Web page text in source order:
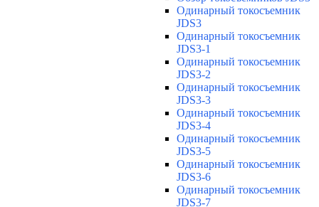
Одинарный токосъемник
JDS3
Одинарный токосъемник
JDS3-1
Одинарный токосъемник
JDS3-2
Одинарный токосъемник
JDS3-3
Одинарный токосъемник
JDS3-4
Одинарный токосъемник
JDS3-5
Одинарный токосъемник
JDS3-6
Одинарный токосъемник
JDS3-7